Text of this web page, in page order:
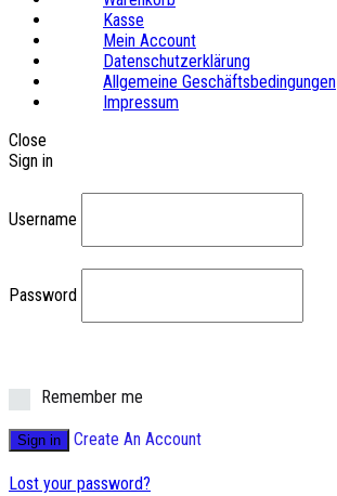
Kasse
Mein Account
Datenschutzerklärung
Allgemeine Geschäftsbedingungen
Impressum
Close
Sign in
Username
Password
Remember me
Sign in Create An Account
Lost your password?